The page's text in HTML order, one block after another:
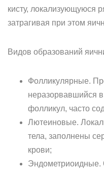
кисту, локализующуюся
затрагивая при этом
Видов образований
Фолликулярные.
неразорвавшийся
фолликул, часто
Лютеиновые.
тела, заполнены
крови;
Эндометриоидные.